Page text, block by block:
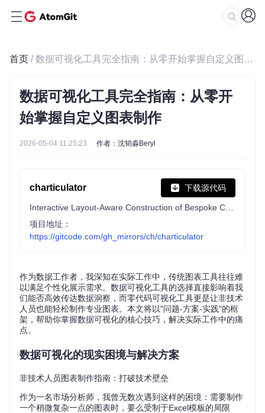
首页 / 数据可视化工具完全指南：从零开始掌握自定义图表制作
数据可视化工具完全指南：从零开
始掌握自定义图表制作
2026-05-04 11:25:23 作者：沈韬淼Beryl
charticulator 下载源代码
项目地址：
https://gitcode.com/gh_mirrors/ch/charticulator
作为数据工作者，我深知在实际工作中，传统图表工具往往难
以满足个性化展示需求。数据可视化工具的选择直接影响着我
们能否高效传达数据洞察，而零代码可视化工具更是让非技术
人员也能轻松制作专业图表。本文将以"问题-方案-实践"的框
架，帮助你掌握数据可视化的核心技巧，解决实际工作中的痛
点。
数据可视化的现实困境与解决方案
非技术人员图表制作指南：打破技术壁垒
作为一名市场分析师，我曾无数次遇到这样的困境：需要制作
一个稍微复杂一点的图表时，要么受制于Excel模板的局限